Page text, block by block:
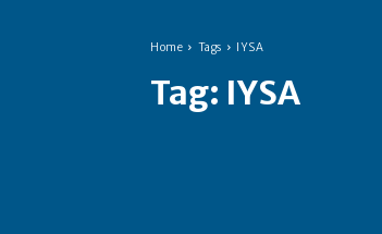
Home Tags IYSA
Tag: IYSA